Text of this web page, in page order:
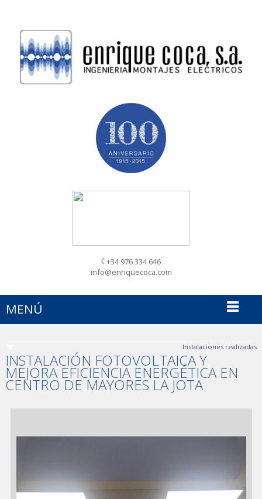
+34 976 334 646
info@enriquecoca.com
MENÚ
Instalaciones realizadas
INSTALACIÓN FOTOVOLTAICA Y
MEJORA EFICIENCIA ENERGÉTICA EN
CENTRO DE MAYORES LA JOTA